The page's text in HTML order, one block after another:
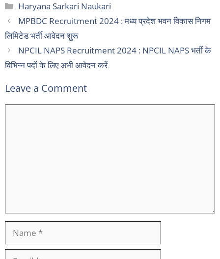
Categories
Haryana Sarkari Naukari
MPBDC Recruitment 2024 : मध्य प्रदेश भवन विकास निगम
लिमिटेड भर्ती आवेदन शुरू
NPCIL NAPS Recruitment 2024 : NPCIL NAPS भर्ती के
विभिन्न पदों के लिए अभी आवेदन करें
Leave a Comment